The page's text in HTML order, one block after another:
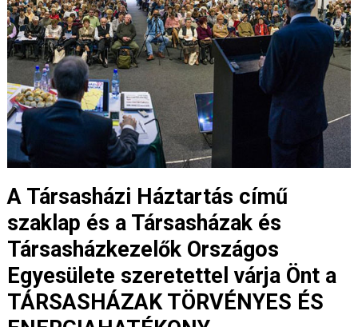
A Társasházi Háztartás című
szaklap és a Társasházak és
Társasházkezelők Országos
Egyesülete szeretettel várja Önt a
TÁRSASHÁZAK TÖRVÉNYES ÉS